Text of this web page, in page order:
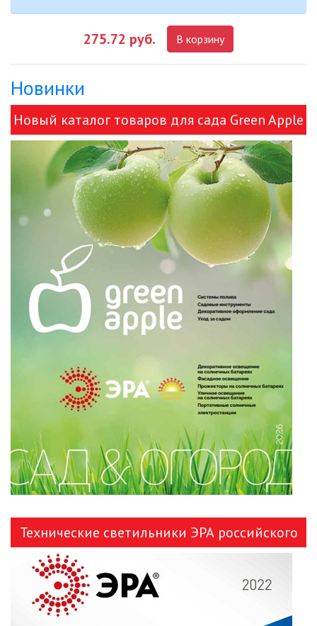
ДЕКОРАТИВНАЯ ПОДСВЕТКА
ИЗОЛЯЦИОННАЯ ЛЕНТА
ИНФРАКРАСНЫЕ ЛАМПЫ
ИСТОЧНИКИ СВЕТА
КАБЕЛЕНЕСУЩИЕ СИСТЕМЫ
КЛЕЙКИЕ ЛЕНТЫ
ЛЕНТЫ СВЕТОДИОДНЫЕ (LED
ЛЕНТЫ)
ЛИНЕЙНЫЕ СВЕТОДИОДНЫЕ
СВЕТИЛЬНИКИ
ЛЮСТРЫ
МОДУЛЬНЫЕ СИСТЕМЫ
ОСВЕЩЕНИЯ (LED МОДУЛИ)
НАСТОЛЬНЫЕ СВЕТИЛЬНИКИ
ОБОРУДОВАНИЕ
НОВОГОДНЕЕ ОСВЕЩЕНИЕ
275.72 руб. В корзину
Новинки
Новый каталог товаров для сада Green Apple
и ЭРА!
Технические светильники ЭРА российского